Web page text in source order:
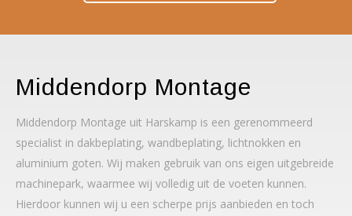
Middendorp Montage
Middendorp Montage uit Harskamp is een gerenommeerd
specialist in dakbeplating, wandbeplating, lichtnokken en
aluminium goten. Wij maken gebruik van ons eigen uitgebreide
machinepark, waarmee wij volledig uit de voeten kunnen.
Hierdoor kunnen wij u een scherpe prijs aanbieden en toch